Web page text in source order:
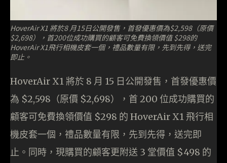
HoverAir X1 將於8 月15日公開發售，首發優惠價為$2,598（原價
$2,698），首200位成功購買的顧客可免費換領價值 $298的
HoverAir X1飛行相機皮套一個，禮品數量有限，先到先得，送完
即止。
HoverAir X1 將於 8 月 15 日公開發售，首發優惠價
為 $2,598（原價 $2,698），首 200 位成功購買的
顧客可免費換領價值 $298 的 HoverAir X1 飛行相
機皮套一個，禮品數量有限，先到先得，送完即
止。同時，現購買的顧客更附送 3 堂價值 $498 的